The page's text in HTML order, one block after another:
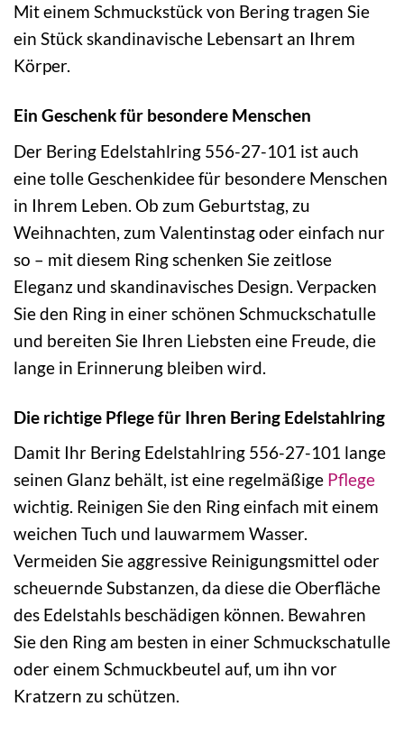
Mit einem Schmuckstück von Bering tragen Sie
ein Stück skandinavische Lebensart an Ihrem
Körper.
Ein Geschenk für besondere Menschen
Der Bering Edelstahlring 556-27-101 ist auch
eine tolle Geschenkidee für besondere Menschen
in Ihrem Leben. Ob zum Geburtstag, zu
Weihnachten, zum Valentinstag oder einfach nur
so – mit diesem Ring schenken Sie zeitlose
Eleganz und skandinavisches Design. Verpacken
Sie den Ring in einer schönen Schmuckschatulle
und bereiten Sie Ihren Liebsten eine Freude, die
lange in Erinnerung bleiben wird.
Die richtige Pflege für Ihren Bering Edelstahlring
Damit Ihr Bering Edelstahlring 556-27-101 lange
seinen Glanz behält, ist eine regelmäßige Pflege
wichtig. Reinigen Sie den Ring einfach mit einem
weichen Tuch und lauwarmem Wasser.
Vermeiden Sie aggressive Reinigungsmittel oder
scheuernde Substanzen, da diese die Oberfläche
des Edelstahls beschädigen können. Bewahren
Sie den Ring am besten in einer Schmuckschatulle
oder einem Schmuckbeutel auf, um ihn vor
Kratzern zu schützen.